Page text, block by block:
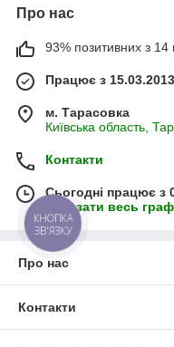
Про нас
93% позитивних з 14
Працює з 15.03.2013
м. Тарасовка
Київська область,
Контакти
Сьогодні працює з
Показати весь
Про нас
Контакти
КНОПКА
ЗВ'ЯЗКУ